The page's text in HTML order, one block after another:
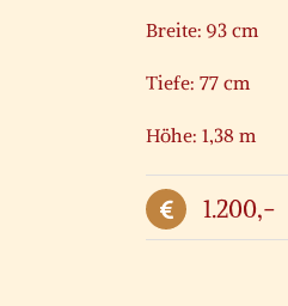
Breite: 93 cm
Tiefe: 77 cm
Höhe: 1,38 m
1.200,-